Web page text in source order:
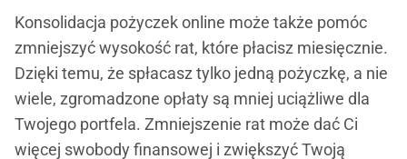
Konsolidacja pożyczek online może także pomóc
zmniejszyć wysokość rat, które płacisz miesięcznie.
Dzięki temu, że spłacasz tylko jedną pożyczkę, a nie
wiele, zgromadzone opłaty są mniej uciążliwe dla
Twojego portfela. Zmniejszenie rat może dać Ci
więcej swobody finansowej i zwiększyć Twoją